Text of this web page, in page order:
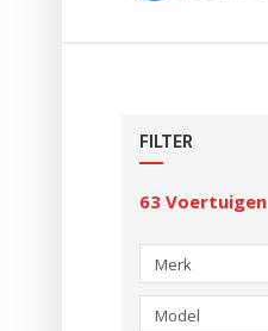
FILTER
63 Voertuigen
Merk
Model